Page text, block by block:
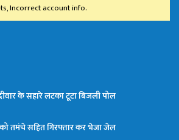
Incorrect account info.
के सहारे लटका टूटा बिजली पोल
तमंचे सहित गिरफ्तार कर भेजा जेल